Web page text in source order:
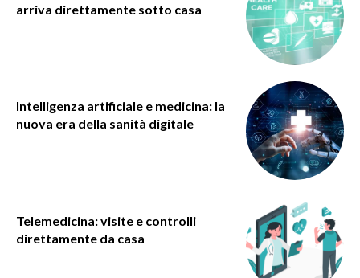
arriva direttamente sotto casa
Intelligenza artificiale e medicina: la
nuova era della sanità digitale
Telemedicina: visite e controlli
direttamente da casa